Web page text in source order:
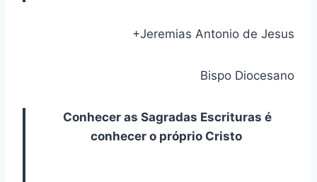
+Jeremias Antonio de Jesus
Bispo Diocesano
Conhecer as Sagradas Escrituras é
conhecer o próprio Cristo